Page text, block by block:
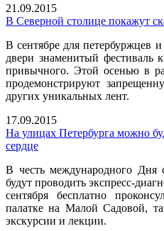
21.09.2015
В Северной столице покажут
В сентябре для петербуржцев
двери знаменитый фестиваль
привычного. Этой осенью в
продемонстрируют
других уникальных лент.
17.09.2015
На улицах Петербурга можно
сердце
В честь международного Дня
будут проводить экспресс-
сентября бесплатно
палатке на Малой Садовой,
экскурсии и лекции.